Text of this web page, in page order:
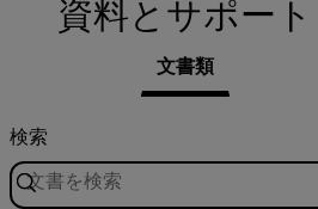
資料とサポート
文書類
検索